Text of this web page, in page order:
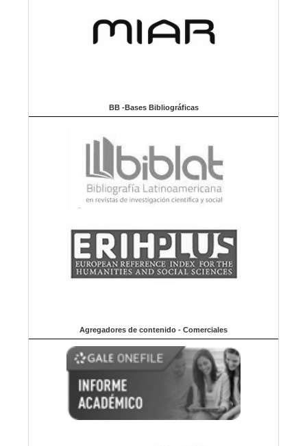
BB -Bases Bibliográficas
Agregadores de contenido - Comerciales